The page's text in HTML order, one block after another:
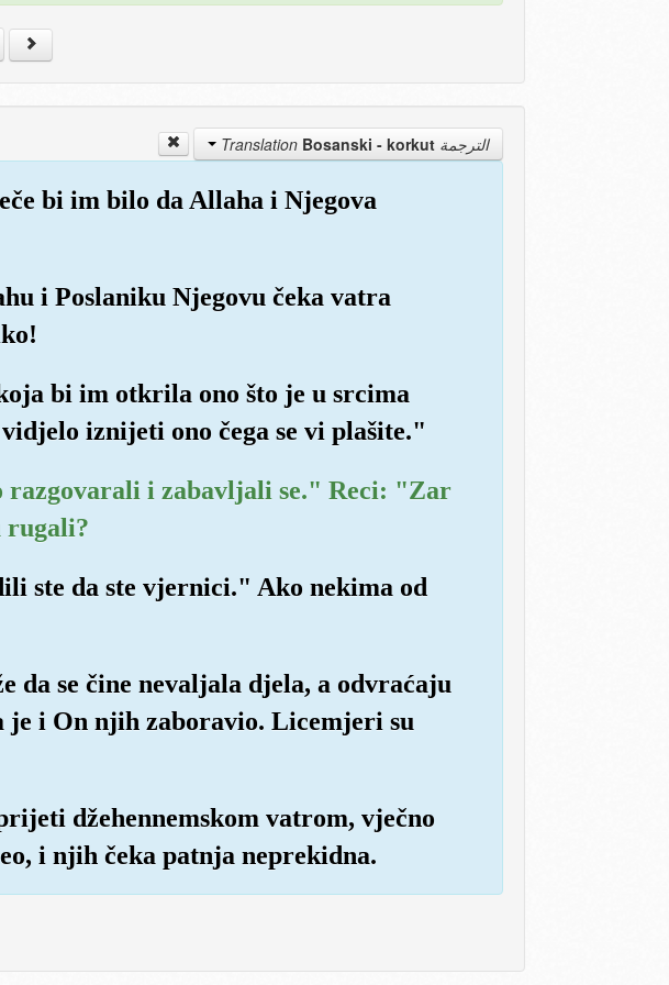
الترجمة Translation Bosanski - korkut
bi im bilo da Allaha i Njegova
i Poslaniku Njegovu čeka vatra
bi im otkrila ono što je u srcima
iznijeti ono čega se vi plašite."
razgovarali i zabavljali se." Reci: "Zar
rugali?
ste da ste vjernici." Ako nekima od
se čine nevaljala djela, a odvraćaju
je i On njih zaboravio. Licemjeri su
džehennemskom vatrom, vječno
i njih čeka patnja neprekidna.